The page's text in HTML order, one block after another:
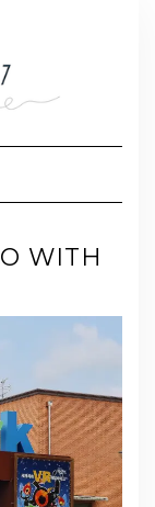
WITH